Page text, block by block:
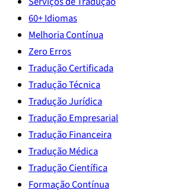
60+ Idiomas
Melhoria Contínua
Zero Erros
Tradução Certificada
Tradução Técnica
Tradução Jurídica
Tradução Empresarial
Tradução Financeira
Tradução Médica
Tradução Científica
Formação Contínua